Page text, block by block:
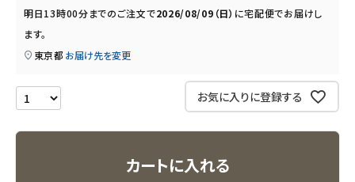
ブランド
明日13時00分までのご注文で2026/08/09（日） に宅配便でお届けし
ます。
東京都 お届け先を変更
お気に入りに登録する
カートに入れる